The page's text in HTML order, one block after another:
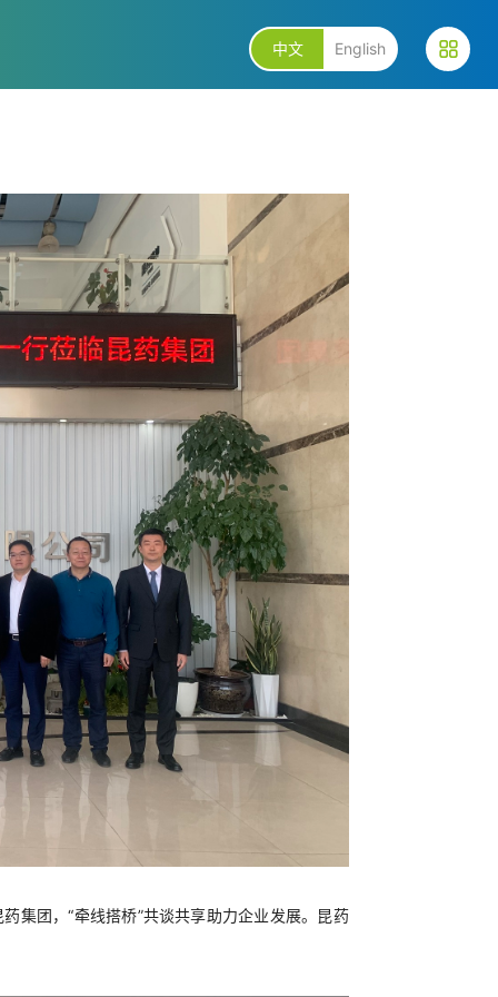
中文 English
+86 02385082999
集团，“牵线搭桥”共谈共享助力企业发展。昆药